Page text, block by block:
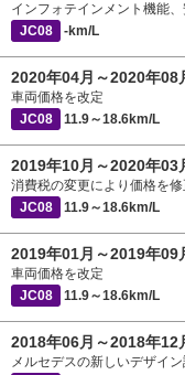
インフォテインメント機能
JC08
-km/L
2020年04月～2020年08
車両価格を改定
JC08
11.9～18.6km/L
2019年10月～2020年03
消費税の変更により価格を修
JC08
11.9～18.6km/L
2019年01月～2019年09
車両価格を改定
JC08
11.9～18.6km/L
2018年06月～2018年12
メルセデスの新しいデザイ